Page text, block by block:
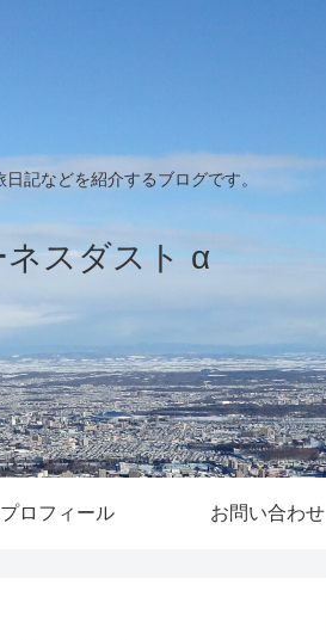
記などを紹介するブログです。
ネスダスト α
プロフィール お問い合わせ